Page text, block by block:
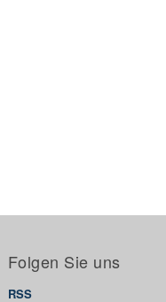
Folgen Sie uns
RSS